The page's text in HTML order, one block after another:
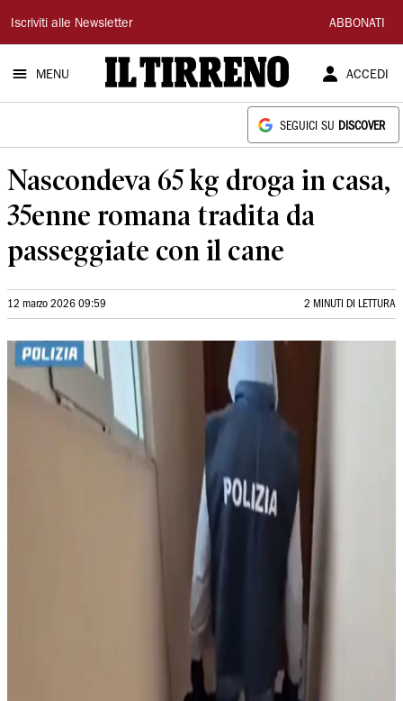
Il
Tirreno
Iscriviti alle Newsletter ABBONATI
MENU ACCEDI
SEGUICI SU DISCOVER
Nascondeva 65 kg droga in casa,
35enne romana tradita da
passeggiate con il cane
12 marzo 2026 09:59 2 MINUTI DI LETTURA